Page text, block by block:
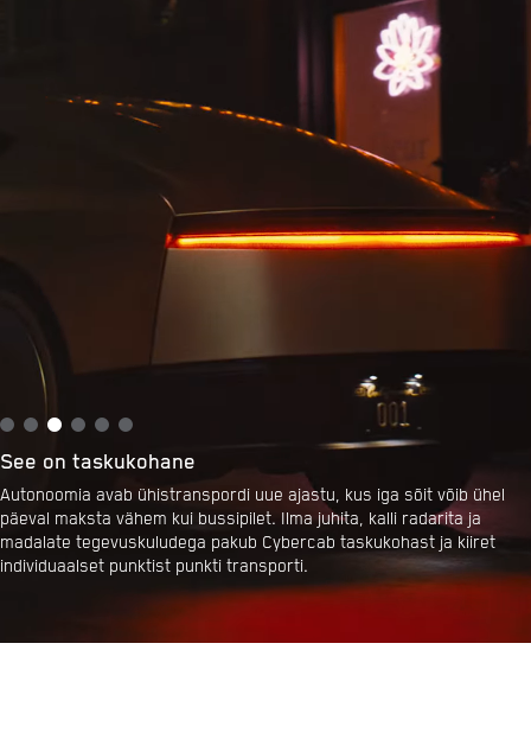
See on taskukohane
Autonoomia avab ühistranspordi uue ajastu, kus iga sõit võib ühel
päeval maksta vähem kui bussipilet. Ilma juhita, kalli radarita ja
madalate tegevuskuludega pakub Cybercab taskukohast ja kiiret
individuaalset punktist punkti transporti.